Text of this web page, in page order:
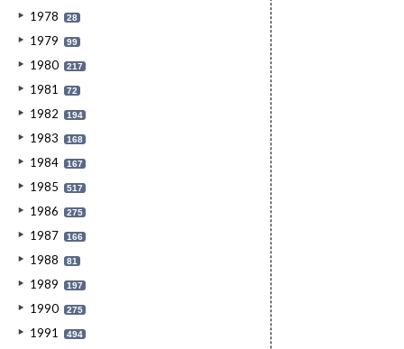
1978 28
1979 99
1980 217
1981 72
1982 194
1983 168
1984 167
1985 517
1986 275
1987 166
1988 81
1989 197
1990 275
1991 494